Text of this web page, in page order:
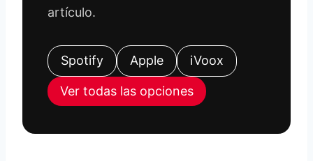
artículo.
Spotify Apple iVoox
Ver todas las opciones